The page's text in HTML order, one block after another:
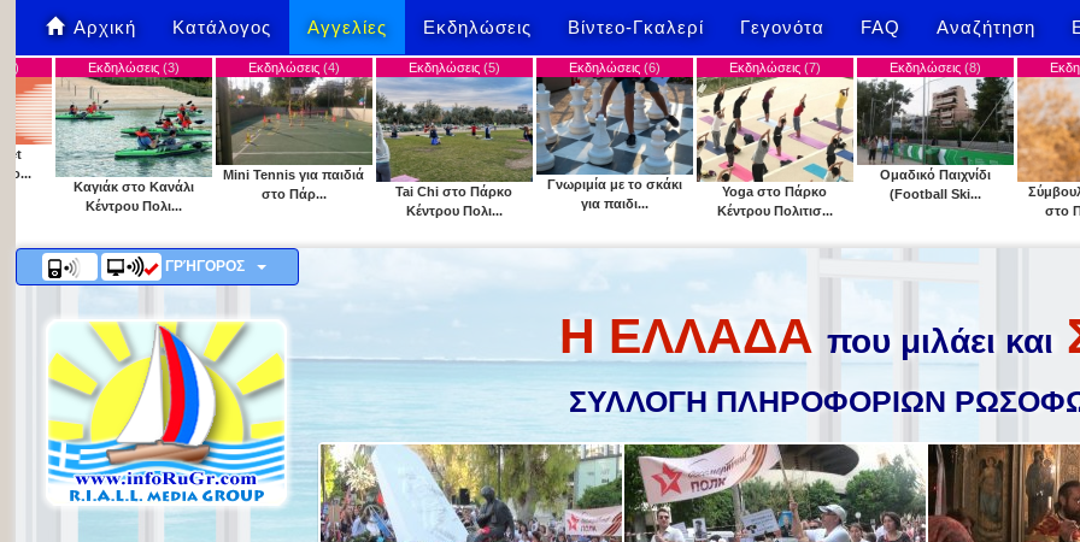
Αρχική Κατάλογος Αγγελίες Εκδηλώσεις Βίντεο-Γκαλερί Γεγονότα FAQ Αναζήτηση
στο Κανάλι
Πολι...
Εκδηλώσεις
Mini Tennis για παιδιά
στο Πάρ...
Εκδηλώσεις
Tai Chi στο Πάρκο
Κέντρου Πολι...
Εκδηλώσεις
Γνωριμία με το σκάκι
για παιδι...
Εκδηλώσεις
Yoga στο Πάρκο
Κέντρου Πολιτισ...
Εκδηλώσεις
Ομαδικό Παιχνίδι
(Football Ski...
Εκδηλώσεις
Σύμβουλος άσκησης
στο Πάρκο Κέ...
ΓΡΉΓΟΡΟΣ
Η ΕΛΛΑΔΑ που μιλάει και
ΣΥΛΛΟΓΗ ΠΛΗΡΟΦΟΡΙΩΝ